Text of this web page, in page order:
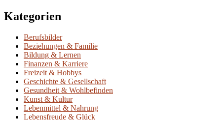
Kategorien
Berufsbilder
Beziehungen & Familie
Bildung & Lernen
Finanzen & Karriere
Freizeit & Hobbys
Geschichte & Gesellschaft
Gesundheit & Wohlbefinden
Kunst & Kultur
Lebenmittel & Nahrung
Lebensfreude & Glück